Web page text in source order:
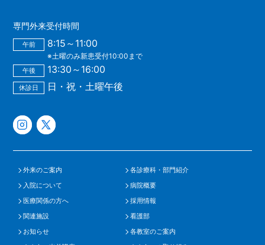
専門外来受付時間
午前 8:15～11:00
※土曜のみ新患受付10:00まで
午後 13:30～16:00
休診日 日・祝・土曜午後
外来のご案内
各診療科・部門紹介
入院について
病院概要
医療関係の方へ
採用情報
関連施設
看護部
お知らせ
各教室のご案内